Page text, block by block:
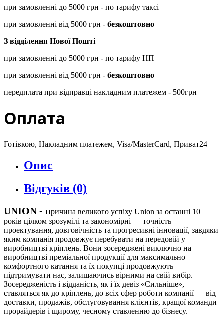
при замовленні до 5000 грн - по тарифу таксі
при замовленні від 5000 грн - безкоштовно
З відділення Нової Пошті
при замовленні до 5000 грн - по тарифу НП
при замовленні від 5000 грн - безкоштовно
передплата при відправці накладним платежем - 500грн
Оплата
Готівкою, Накладним платежем, Visa/MasterCard, Приват24
Опис
Відгуків (0)
UNION- причина великого успіху Union за останні 10
років цілком зрозумілі та закономірні — точність
проектування, довговічність та прогресивні інновації, завдяки
яким компанія продовжує перебувати на передовій у
виробництві кріплень. Вони зосереджені виключно на
виробництві преміальної продукції для максимально
комфортного катання та їх покупці продовжують
підтримувати нас, залишаючись вірними на свій вибір.
Зосередженість і відданість, як і їх девіз «Сильніше»,
ставляться як до кріплень, до всіх сфер роботи компанії — від
доставки, продажів, обслуговування клієнтів, кращої команди
прорайдерів і щирому, чесному ставленню до бізнесу.